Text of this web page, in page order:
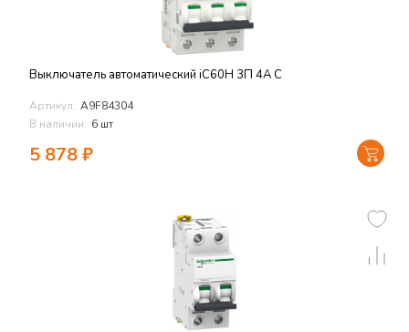
Выключатель автоматический iC60H 3П 4A C
Артикул: A9F84304
В наличии: 6 шт
5 878₽